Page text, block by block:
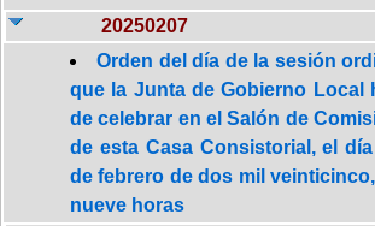
20250207
Orden del día de la sesión
que la Junta de Gobierno Local
de celebrar en el Salón de
de esta Casa Consistorial, el
de febrero de dos mil
nueve horas